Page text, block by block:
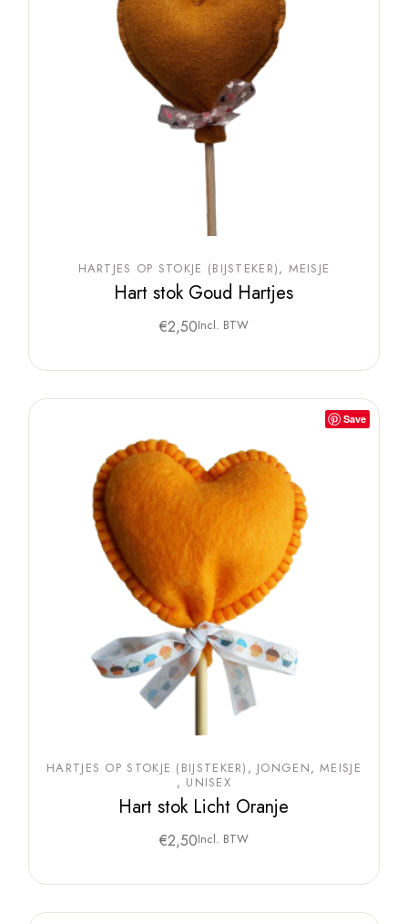
HARTJES OP STOKJE (BIJSTEKER) MEISJE
Hart stok Goud Hartjes
€2,50Incl. BTW
Save
HARTJES OP STOKJE (BIJSTEKER) JONGEN
MEISJE
UNISEX
Hart stok Licht Oranje
€2,50Incl. BTW